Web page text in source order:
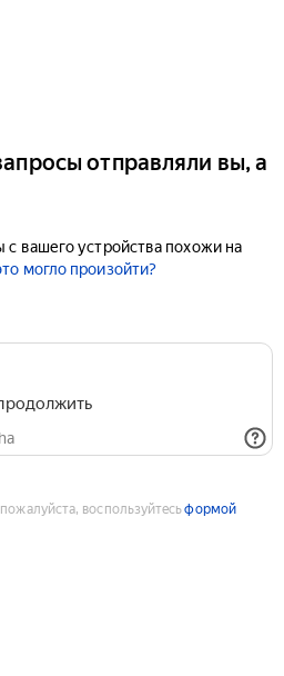
отправляли вы, а
вашего устройства похожи на
могло произойти?
воспользуйтесьформой